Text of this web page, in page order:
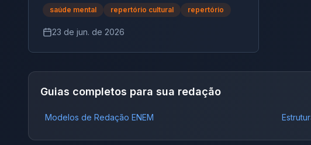
saúde mental repertório cultural repertório
23 de jun. de 2026
Guias completos para sua redação
Modelos de Redação ENEM